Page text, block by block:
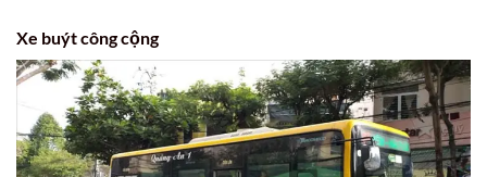
Xe buýt công cộng